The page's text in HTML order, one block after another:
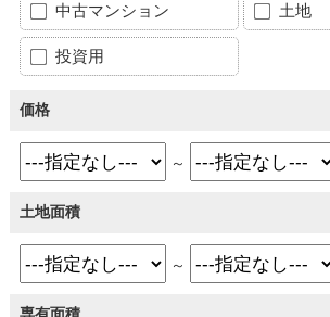
中古マンション 土地
投資用
価格
～
土地面積
～